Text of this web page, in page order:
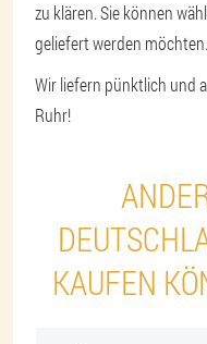
zu klären. Sie können
geliefert werden möchten.
Wir liefern pünktlich und
Ruhr!
KAUFEN